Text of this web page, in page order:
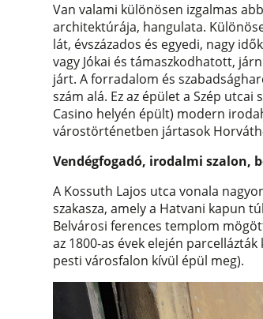
Van valami különösen izgalmas
architektúrája, hangulata.
lát, évszázados és egyedi, nagy
vagy Jókai és támaszkodhatott,
járt. A forradalom és
szám alá. Ez az épület a Szép
Casino helyén épült) modern
várostörténetben jártasok
Vendégfogadó, irodalmi szalon,
A Kossuth Lajos utca vonala
szakasza, amely a Hatvani kapun
Belvárosi ferences templom
az 1800-as évek elején
pesti városfalon kívül épül meg).